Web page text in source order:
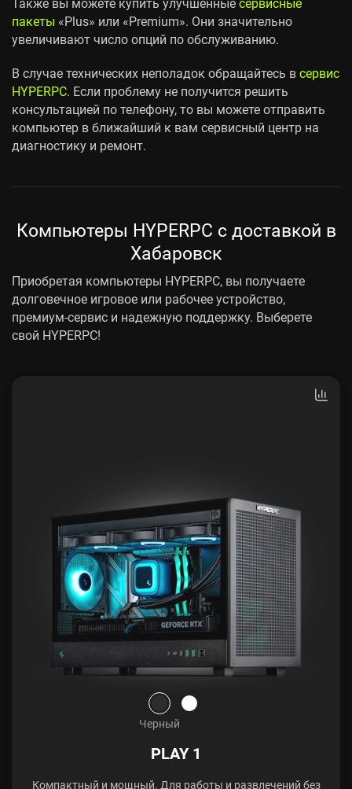
Также вы можете купить улучшенныесервисные
пакеты «Plus» или «Premium». Они значительно
увеличивают число опций по обслуживанию.
В случае технических неполадок обращайтесь всервис
HYPERPC. Если проблему не получится решить
консультацией по телефону, то вы можете отправить
компьютер в ближайший к вам сервисный центр на
диагностику и ремонт.
Компьютеры HYPERPC с доставкой в
Хабаровск
Приобретая компьютеры HYPERPC, вы получаете
долговечное игровое или рабочее устройство,
премиум-сервис и надежную поддержку. Выберете
свой HYPERPC!
Черный
PLAY 1
Компактный и мощный. Для работы и развлечений без